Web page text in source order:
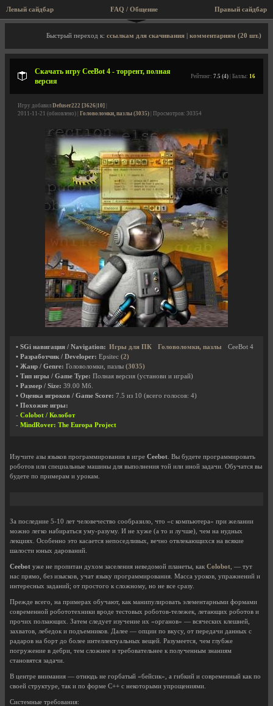
Левый сайдбар FAQ / Общение
Описание игры, торрент, скриншоты, видео
Быстрый переход к: ссылкам для скачивания комментариям (20 шт.)
Скачать игру CeeBot 4 - торрент, полная
версия
Рейтинг: 7.5 (4) | Баллы: 16
Игру добавил Defuser222 [3626|10]
2011-11-21 (обновлено) | Головоломки, пазлы (3035) | Просмотров: 30354
• SGi навигация / Navigation: Игры для ПК Головоломки, пазлы
CeeBot 4
• Разработчик / Developer: Epsitec (2)
• Жанр / Genre: Головоломки, пазлы (3035)
• Тип игры / Game Type: Полная версия (установи и играй)
• Размер / Size: 39.00 Мб.
• Оценка игроков / Game Score: 7.5 из 10 (всего голосов: 4)
• Похожие игры:
- Colobot / Колобот
- MindRover: The Europa Project
Изучите азы языков программирования в игре Ceebot . Вы будете программировать
роботов или специальные машины для выполнения той или иной задачи. Обучатся вы
будете по примерам и урокам.
За последние 5-10 лет человечество сообразило, что «с компьютера» при желании
можно легко набираться уму-разуму. И не хуже (а то и лучше), чем на нудных
лекциях. Особенно это касается непоседливых, вечно отвлекающихся на всякие
шалости юных дарований.
Ceebot уже не пропитан духом заселения неведомой планеты, как Colobot , — тут
нас прямо, без изысков, учат языку программирования. Масса уроков, упражнений и
интересных заданий; от простого к сложному, но не все сразу.
Прежде всего, на примерах обучают, как манипулировать элементарными формами
современной робототехники вроде тестовых роботов-тележек, летающих роботов и
прочих ползающих. Затем следует изучение их «органов» — всяческих клешней,
захватов, лебедок и подъемников. Далее — опции по вкусу, от передачи данных с
радаров на борт до более интеллектуальных вещей. Разумеется, чем глубже
погружение в дебри, тем сложнее и требовательнее к полученным знаниям
становятся задачи.
В центре внимания — отнюдь не горбатый «бейсик», а гибкий и современный как по
своей структуре, так и по форме C++ с некоторыми упрощениями.
Системные требования: